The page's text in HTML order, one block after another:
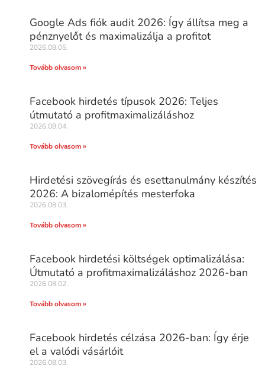
Google Ads fiók audit 2026: Így állítsa meg a
pénznyelőt és maximalizálja a profitot
2026.08.05.
Tovább olvasom »
Facebook hirdetés típusok 2026: Teljes
útmutató a profitmaximalizáláshoz
2026.08.04.
Tovább olvasom »
Hirdetési szövegírás és esettanulmány készítés
2026: A bizalomépítés mesterfoka
2026.08.03.
Tovább olvasom »
Facebook hirdetési költségek optimalizálása:
Útmutató a profitmaximalizáláshoz 2026-ban
2026.08.02.
Tovább olvasom »
Facebook hirdetés célzása 2026-ban: Így érje
el a valódi vásárlóit
2026.08.03.